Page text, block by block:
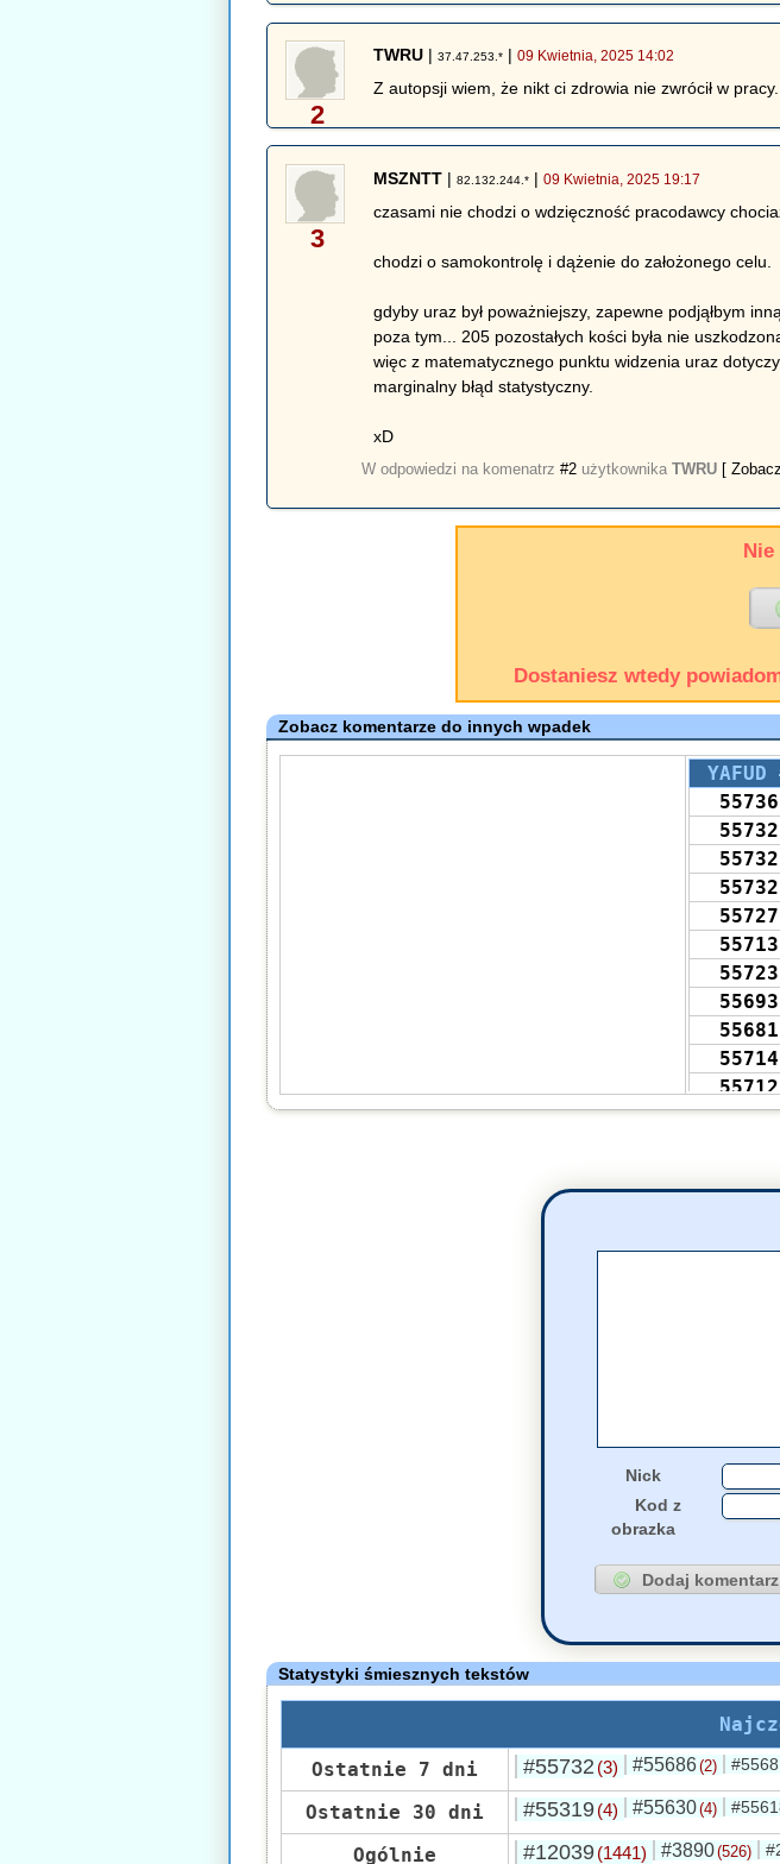
2
TWRU |37.47.253.* |09 Kwietnia, 2025 14:02
Z autopsji wiem, że nikt ci zdrowia nie zwrócił w
3
MSZNTT |82.132.244.* |09 Kwietnia, 2025 19:17
czasami nie chodzi o wdzięczność pracodawcy
chodzi o samokontrolę i dążenie do założonego celu.
gdyby uraz był poważniejszy, zapewne podjąłbym
poza tym... 205 pozostałych kości była nie
więc z matematycznego punktu widzenia uraz
marginalny błąd statystyczny.
xD
W odpowiedzi na komenatrz#2 użytkownikaTWRU [
Nie
Dostaniesz wtedy
Zobacz komentarze do innych wpadek
YAFUD
55736
55732
55732
55732
55727
55713
55723
55693
55681
55714
55712
55674
55668
Nick
Kod z
obrazka
Statystyki śmiesznych tekstów
Ostatnie 7 dni
#55732 (3) #55686(2)
Ostatnie 30 dni #55319 (4) #55630(4)
Ogólnie #12039 (1441) #3890(526)